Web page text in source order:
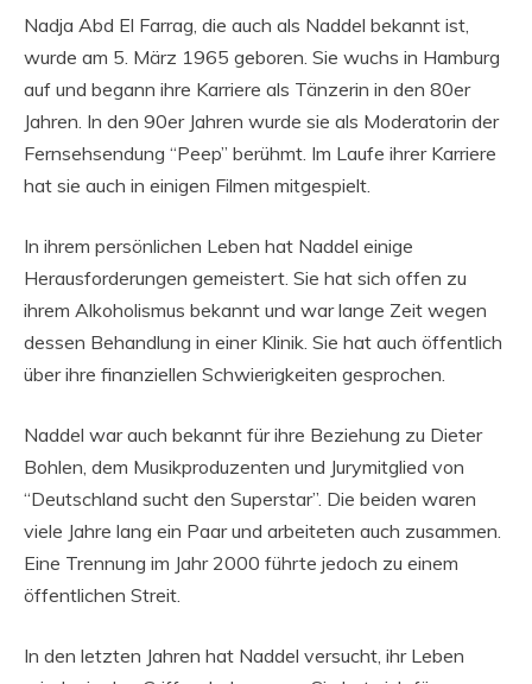
Nadja Abd El Farrag, die auch als Naddel bekannt ist,
wurde am 5. März 1965 geboren. Sie wuchs in Hamburg
auf und begann ihre Karriere als Tänzerin in den 80er
Jahren. In den 90er Jahren wurde sie als Moderatorin der
Fernsehsendung “Peep” berühmt. Im Laufe ihrer Karriere
hat sie auch in einigen Filmen mitgespielt.
In ihrem persönlichen Leben hat Naddel einige
Herausforderungen gemeistert. Sie hat sich offen zu
ihrem Alkoholismus bekannt und war lange Zeit wegen
dessen Behandlung in einer Klinik. Sie hat auch öffentlich
über ihre finanziellen Schwierigkeiten gesprochen.
Naddel war auch bekannt für ihre Beziehung zu Dieter
Bohlen, dem Musikproduzenten und Jurymitglied von
“Deutschland sucht den Superstar”. Die beiden waren
viele Jahre lang ein Paar und arbeiteten auch zusammen.
Eine Trennung im Jahr 2000 führte jedoch zu einem
öffentlichen Streit.
In den letzten Jahren hat Naddel versucht, ihr Leben